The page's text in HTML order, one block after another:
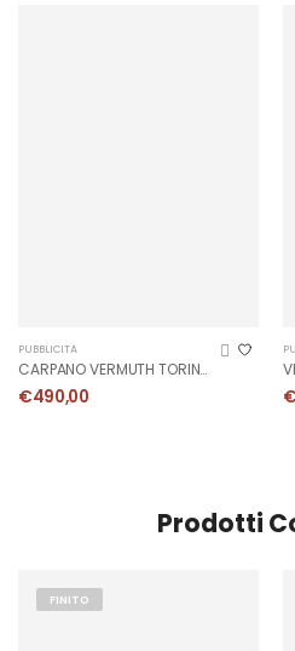
PUBBLICITÀ
CARPANO VERMUTH TORINO – Manifesto 1972
€490,00
Prodotti
FINITO